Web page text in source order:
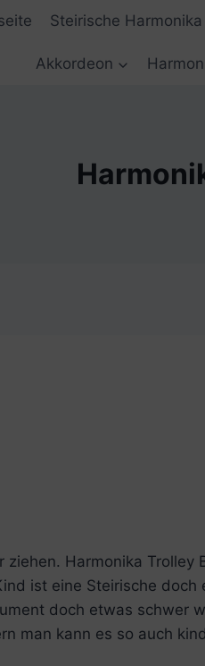
Steirische Harmonika
Akkordeon
Harmonika
ist eine Steirische
doch etwas schwer
man kann es so auch